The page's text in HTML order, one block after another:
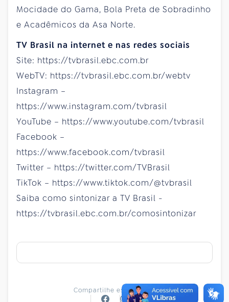
Mocidade do Gama, Bola Preta de Sobradinho
e Acadêmicos da Asa Norte.
TV Brasil na internet e nas redes sociais
Site: https://tvbrasil.ebc.com.br
WebTV: https://tvbrasil.ebc.com.br/webtv
Instagram –
https://www.instagram.com/tvbrasil
YouTube – https://www.youtube.com/tvbrasil
Facebook –
https://www.facebook.com/tvbrasil
Twitter – https://twitter.com/TVBrasil
TikTok – https://www.tiktok.com/@tvbrasil
Saiba como sintonizar a TV Brasil -
https://tvbrasil.ebc.com.br/comosintonizar
Compartilhe essa notícia